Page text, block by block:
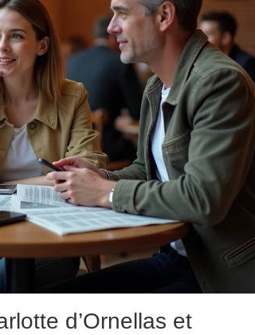
d’Ornellas et